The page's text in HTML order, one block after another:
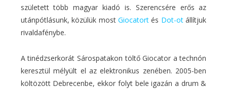
született több magyar kiadó is. Szerencsére erős az
utánpótlásunk, közülük most Giocatort és Dot-ot állítjuk
rivaldafénybe.
A tinédzserkorát Sárospatakon töltő Giocator a technón
keresztül mélyült el az elektronikus zenében. 2005-ben
költözött Debrecenbe, ekkor folyt bele igazán a drum &